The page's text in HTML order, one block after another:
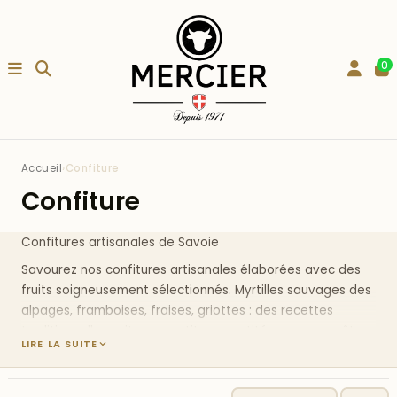
0
Accueil›Confiture
Confiture
Confitures artisanales de Savoie
Savourez nos confitures artisanales élaborées avec des
fruits soigneusement sélectionnés. Myrtilles sauvages des
alpages, framboises, fraises, griottes : des recettes
intense et authentique.
LIRE LA SUITE